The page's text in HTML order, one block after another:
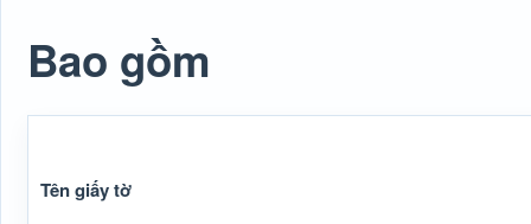
Bao gồm
Tên giấy tờ